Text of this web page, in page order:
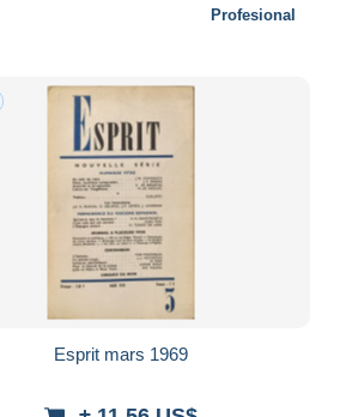
Profesional
Esprit mars 1969